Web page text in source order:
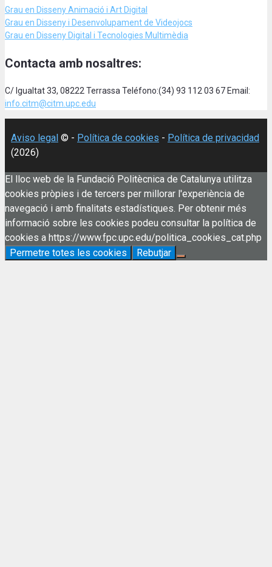
Grau en Disseny Animació i Art Digital
Grau en Disseny i Desenvolupament de Videojocs
Grau en Disseny Digital i Tecnologies Multimèdia
Contacta amb nosaltres:
C/ Igualtat 33, 08222 Terrassa Teléfono:(34) 93 112 03 67 Email:
info.citm@citm.upc.edu
Aviso legal © - Política de cookies - Política de privacidad
(2026)
El lloc web de la Fundació Politècnica de Catalunya utilitza
cookies pròpies i de tercers per millorar l'experiència de
navegació i amb finalitats estadístiques. Per obtenir més
informació sobre les cookies podeu consultar la política de
cookies a https://www.fpc.upc.edu/politica_cookies_cat.php
Permetre totes les cookies
Rebutjar